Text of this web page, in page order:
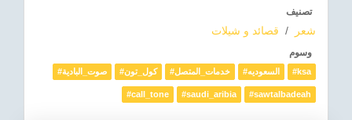
تصنيف
شعر / قصائد و شيلات
وسوم
#صوت_البادية #كول_تون #خدمات_المتصل #السعوديه #ksa
#call_tone #saudi_aribia #sawtalbadeah